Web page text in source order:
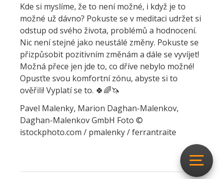
Kde si myslíme, že to není možné, i když je to
možné už dávno? Pokuste se v meditaci udržet si
odstup od svého života, problémů a hodnocení.
Nic není stejné jako neustálé změny. Pokuste se
přizpůsobit pozitivním změnám a dále se vyvíjet!
Možná přece jen jde to, co dříve nebylo možné!
Opusťte svou komfortní zónu, abyste si to
ověřili! Vyplatí se to. 🍀🌈🦄
Pavel Malenky, Marion Daghan-Malenkov,
Daghan-Malenkov GmbH Foto ©
istockphoto.com / pmalenky / ferrantraite